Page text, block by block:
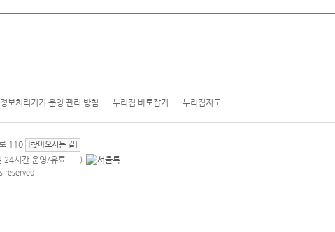
보처리기기 운영·관리 방침 누리집 바로잡기 누리집지도
110 [찾아오시는 길]
24시간 운영/유료 안내팝업 열기
)